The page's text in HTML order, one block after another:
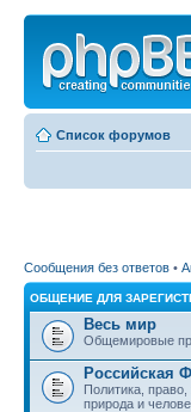
Список форумов
Сообщения без ответов •
ОБЩЕНИЕ ДЛЯ
Весь мир
Общемировые
Российская
Политика,
природа и